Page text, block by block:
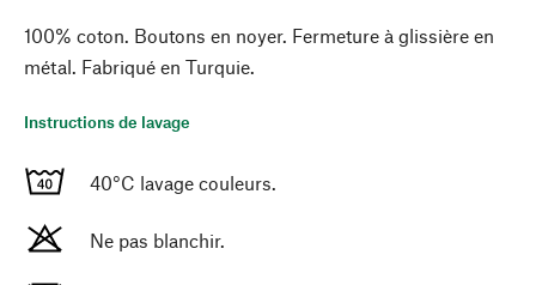
100% coton. Boutons en noyer. Fermeture à glissière en
métal. Fabriqué en Turquie.
Instructions de lavage
40°C lavage couleurs.
Ne pas blanchir.